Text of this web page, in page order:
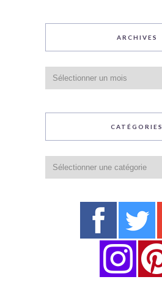
ARCHIVES
CATÉGORIES